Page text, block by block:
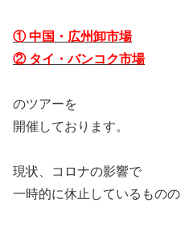
① 中国・広州卸市場
② タイ・バンコク市場
のツアーを
開催しております。
現状、コロナの影響で
一時的に休止しているものの